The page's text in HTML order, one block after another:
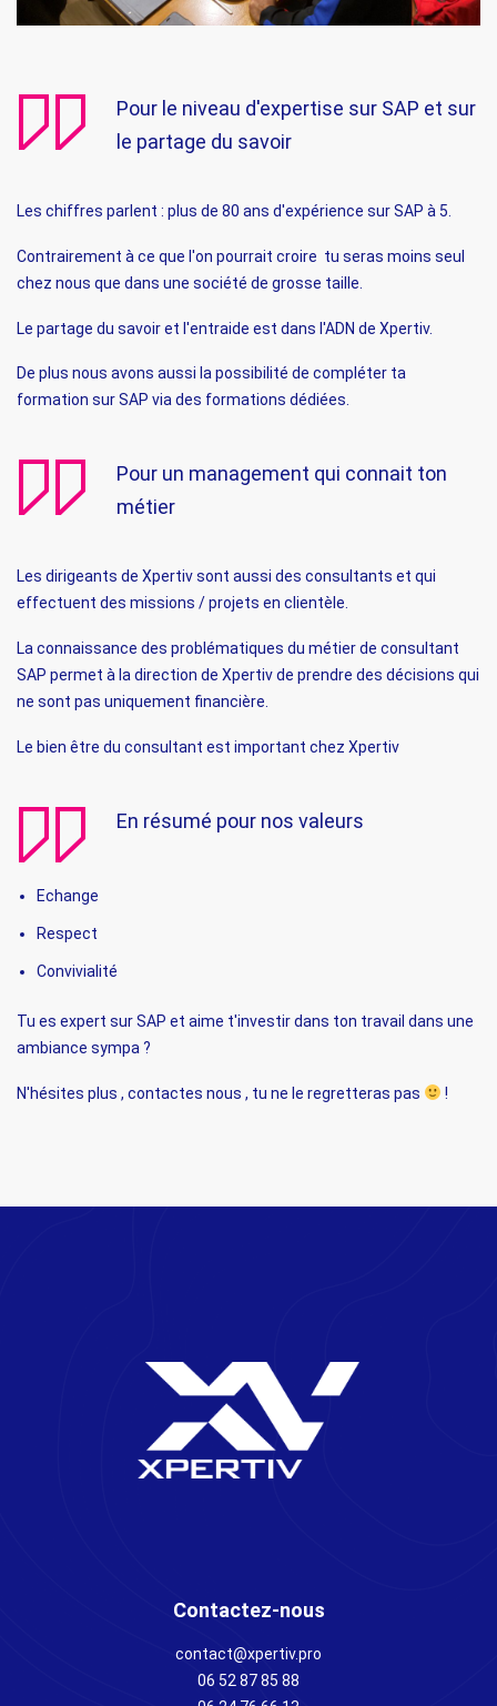
Pour le niveau d'expertise sur SAP et sur
le partage du savoir
Les chiffres parlent : plus de 80 ans d'expérience sur SAP à 5.
Contrairement à ce que l'on pourrait croire tu seras moins seul
chez nous que dans une société de grosse taille.
Le partage du savoir et l'entraide est dans l'ADN de Xpertiv.
De plus nous avons aussi la possibilité de compléter ta
formation sur SAP via des formations dédiées.
Pour un management qui connait ton
métier
Les dirigeants de Xpertiv sont aussi des consultants et qui
effectuent des missions / projets en clientèle.
La connaissance des problématiques du métier de consultant
SAP permet à la direction de Xpertiv de prendre des décisions qui
ne sont pas uniquement financière.
Le bien être du consultant est important chez Xpertiv
En résumé pour nos valeurs
Echange
Respect
Convivialité
Tu es expert sur SAP et aime t'investir dans ton travail dans une
ambiance sympa ?
N'hésites plus , contactes nous , tu ne le regretteras pas !
Contactez-nous
contact@xpertiv.pro
06 52 87 85 88